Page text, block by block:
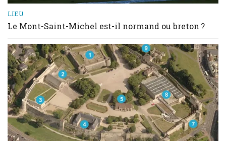
LIEU
Le Mont-Saint-Michel est-il normand ou breton ?